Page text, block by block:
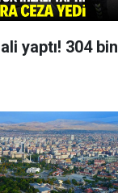
yaptı! 304 bin